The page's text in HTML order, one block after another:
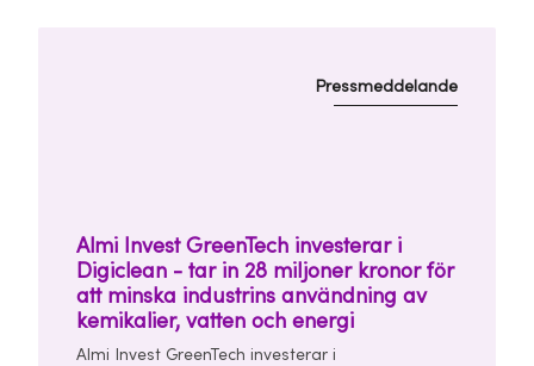
Almi Invest GreenTech investerar i
Digiclean - tar in 28 miljoner kronor för
att minska industrins användning av
kemikalier, vatten och energi
Pressmeddelande
Almi Invest GreenTech investerar i